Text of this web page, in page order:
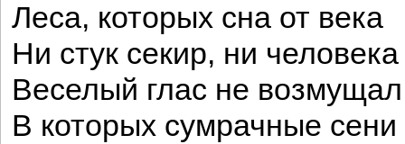
Леса, которых сна от века
Ни стук секир, ни человека
Веселый глас не
В которых сумрачные сени